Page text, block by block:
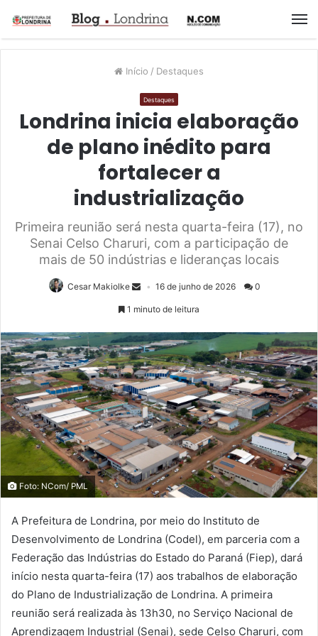
Início / Destaques
Destaques
Londrina inicia elaboração
de plano inédito para
fortalecer a
industrialização
Primeira reunião será nesta quarta-feira (17), no
Senai Celso Charuri, com a participação de
mais de 50 indústrias e lideranças locais
Cesar Makiolke 16 de junho de 2026 0
1 minuto de leitura
Foto: NCom/ PML
A Prefeitura de Londrina, por meio do Instituto de
Desenvolvimento de Londrina (Codel), em parceria com a
Federação das Indústrias do Estado do Paraná (Fiep), dará
início nesta quarta-feira (17) aos trabalhos de elaboração
do Plano de Industrialização de Londrina. A primeira
reunião será realizada às 13h30, no Serviço Nacional de
Aprendizagem Industrial (Senai), sede Celso Charuri, com